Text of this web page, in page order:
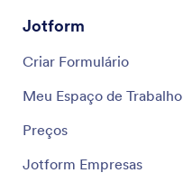
Jotform
Criar Formulário
Meu Espaço de Trabalho
Preços
Jotform Empresas